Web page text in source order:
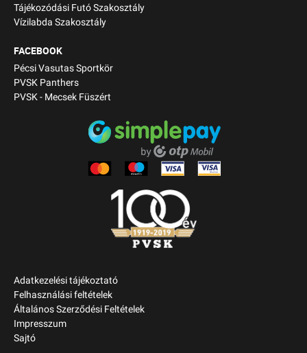
Tájékozódási Futó Szakosztály
Vízilabda Szakosztály
FACEBOOK
Pécsi Vasutas Sportkör
PVSK Panthers
PVSK - Mecsek Füszért
Adatkezelési tájékoztató
Felhasználási feltételek
Általános Szerződési Feltételek
Impresszum
Sajtó